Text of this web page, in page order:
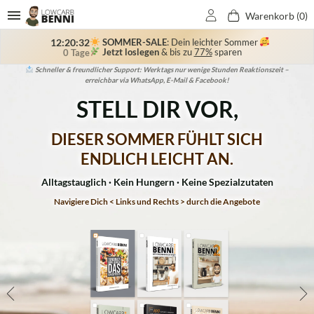
Warenkorb (0)
12:20:30
0 Tage
SOMMER-SALE: Dein leichter Sommer
Jetzt loslegen& bis zu77%sparen
Schließe dich 150.000+ Kunden an, die ihr Wunschgewicht durch unser LowCarb-
Konzept erreicht haben!
Erstklassigen Service & 10 Jahre Erfahrung – entwickelt von ausgebildeten
Ernährungsberatern & mehrfach von Experten empfohlen.
Schneller & freundlicher Support: Werktags nur wenige Stunden Reaktionszeit –
erreichbar via WhatsApp, E-Mail & Facebook!
Bekannt aus TV & Zeitung: RTL, Sat1, NTV, VOX, Kabel1, Bild der Frau, OK-Magazine,
Für Sie, Grazia, Jolie, uvm.
STELL DIR VOR,
DIESER SOMMER FÜHLT SICH
ENDLICH LEICHT AN.
Alltagstauglich · Kein Hungern · Keine Spezialzutaten
Navigiere Dich < Links und Rechts > durch die Angebote